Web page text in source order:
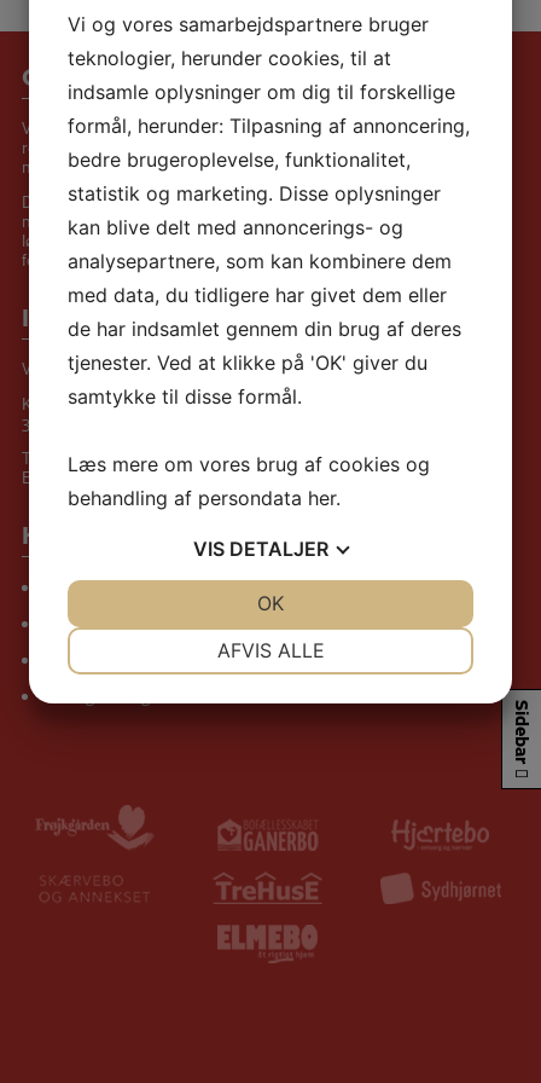
Sidebar
Om Valmuen
Vi har en anerkende tilgang og ser
ressourcerne i den enkelte. Vi fokuserer på
muligheder frem for problemstilling.
Der er fokus på sundhed og trivsel. Der
motioneres meget, for eksempel cykling,
løbe/gå-hold, bowling og forskellige former
for idræt både i og udenfor huset.
Informationer
Valmuen
Kannikevangen 12
3720 Aakirkeby
Tlf.:
+45 56 97 07 17
E-mail: ledelse@valmuen-aakirkeby.dk
Hurtige genveje
K-h.dk
Valmuen
Optagelse
Værdigrundlag
Vi og vores samarbejdspartnere bruger
teknologier, herunder cookies, til at
indsamle oplysninger om dig til forskellige
formål, herunder: Tilpasning af annoncering,
bedre brugeroplevelse, funktionalitet,
statistik og marketing. Disse oplysninger
kan blive delt med annoncerings- og
analysepartnere, som kan kombinere dem
med data, du tidligere har givet dem eller
de har indsamlet gennem din brug af deres
tjenester. Ved at klikke på 'OK' giver du
samtykke til disse formål.
Læs mere om vores brug af cookies og
behandling af persondata her.
VIS DETALJER
AFVIS ALLE
OK